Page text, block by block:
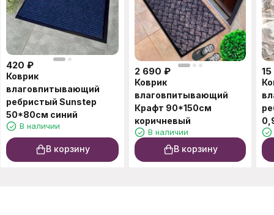
420 ₽
Коврик
влаговпитывающий
ребристый Sunstep
50*80см синий
В наличии
В корзину
2 690 ₽
Коврик
влаговпитывающий
Крафт 90*150см
коричневый
В наличии
В корзину